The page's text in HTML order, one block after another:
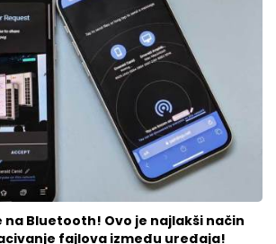
na Bluetooth! Ovo je najlakši način
fajlova između uređaja!